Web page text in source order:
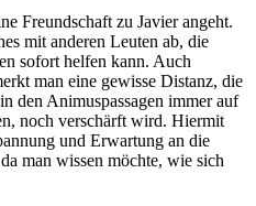
Freundschaft zu Javier angeht.
mit anderen Leuten ab, die
sofort helfen kann. Auch
man eine gewisse Distanz, die
den Animuspassagen immer auf
noch verschärft wird. Hiermit
und Erwartung an die
man wissen möchte, wie sich